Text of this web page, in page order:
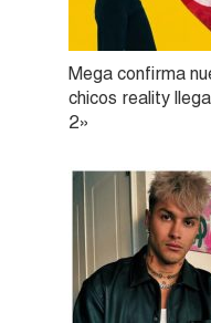
Mega confirma
chicos reality
2»